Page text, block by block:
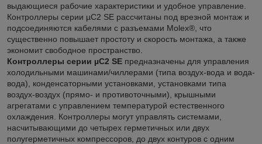
выдающиеся рабочие характеристики и удобное управление.
Контроллеры серии µC2 SE рассчитаны под врезной монтаж и
подсоединяются кабелями с разъемами Molex®, что
существенно повышает простоту и скорость монтажа, а также
экономит свободное пространство.
Контроллеры серии µC2 SE предназначены для управления
холодильными машинами/чиллерами (типа воздух-вода и вода-
вода), конденсаторными установками, установками типа
воздух-воздух (прямо- и противоточными), крышными
агрегатами с управлением температурой естественного
охлаждения. Контроллеры могут управлять системами,
насчитывающими до четырех герметичных или двух
полугерметичных компрессоров, до двух контуров с одним